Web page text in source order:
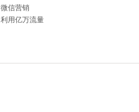
微信营销
利用亿万流量